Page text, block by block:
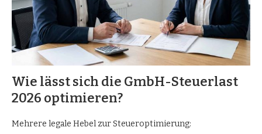
Wie lässt sich die GmbH-Steuerlast
2026 optimieren?
Mehrere legale Hebel zur Steueroptimierung: